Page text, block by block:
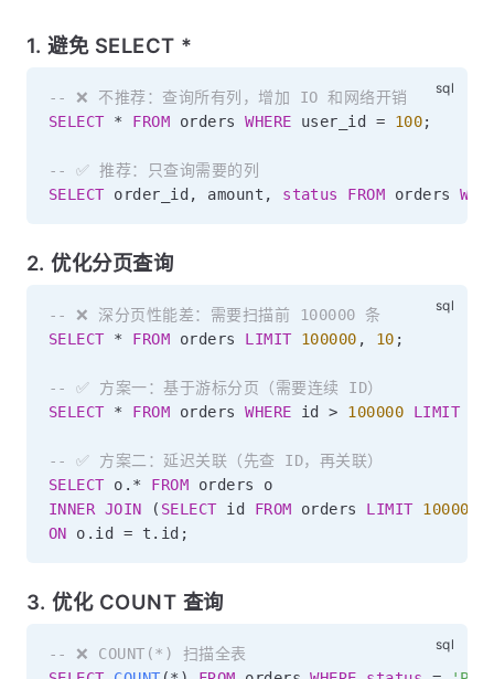
1. 避免 SELECT *
-- ❌ 不推荐：查询所有列，增加 IO 和网络开销
SELECT
* FROM orders WHERE user_id = 100;
-- ✅ 推荐：只查询需要的列
SELECT order_id , amount , status FROM orders
2. 优化分页查询
-- ❌ 深分页性能差：需要扫描前 100000 条
SELECT
* FROM orders LIMIT 100000 , 10 ;
-- ✅ 方案一：基于游标分页（需要连续 ID）
SELECT
* FROM orders WHERE id > 100000 LIMIT
-- ✅ 方案二：延迟关联（先查 ID，再关联）
SELECT o . * FROM
INNER JOIN ( SELECT id FROM orders LIMIT 100000
ON o . id = t . id ;
3. 优化 COUNT 查询
-- ❌ COUNT(*) 扫描全表